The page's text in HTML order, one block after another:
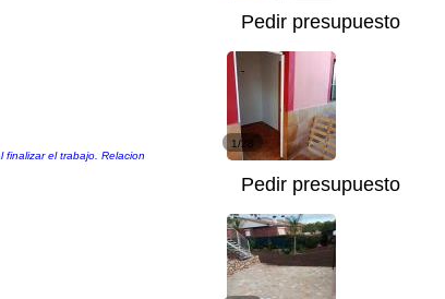
Pedir presupuesto
el trabajo. Relacion
1/28
Pedir presupuesto